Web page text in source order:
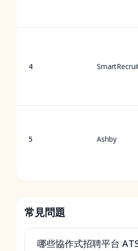
4
5 Ashby
常見問題
哪些協作式招聘平台